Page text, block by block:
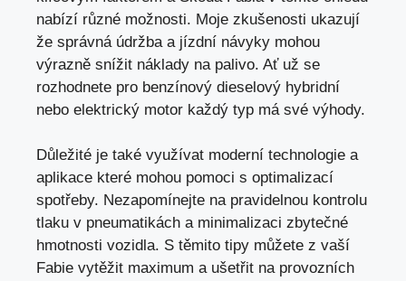
nabízí různé možnosti. Moje zkušenosti ukazují
že správná údržba a jízdní návyky mohou
výrazně snížit náklady na palivo. Ať už se
rozhodnete pro benzínový dieselový hybridní
nebo elektrický motor každý typ má své výhody.
Důležité je také využívat moderní technologie a
aplikace které mohou pomoci s optimalizací
spotřeby. Nezapomínejte na pravidelnou kontrolu
tlaku v pneumatikách a minimalizaci zbytečné
hmotnosti vozidla. S těmito tipy můžete z vaší
Fabie vytěžit maximum a ušetřit na provozních